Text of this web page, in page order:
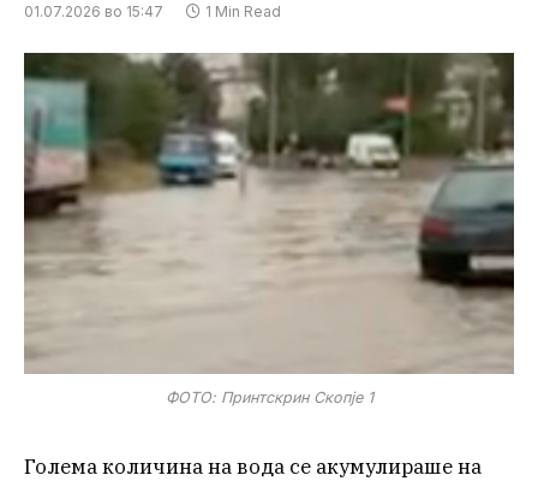
01.07.2026 во 15:47 1 Min Read
ФОТО: Принтскрин Скопје 1
Голема количина на вода се акумулираше на